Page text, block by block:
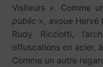
Visiteurs ». Comme
public », avoue Hervé
Rudy Ricciotti,
offuscations en acier,
Comme un autre